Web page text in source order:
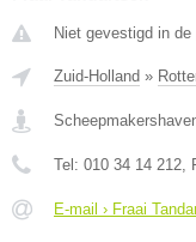
Niet gevestigd in
Zuid-Holland »
Tel: 010 34 14 212,
E-mail › Fraai